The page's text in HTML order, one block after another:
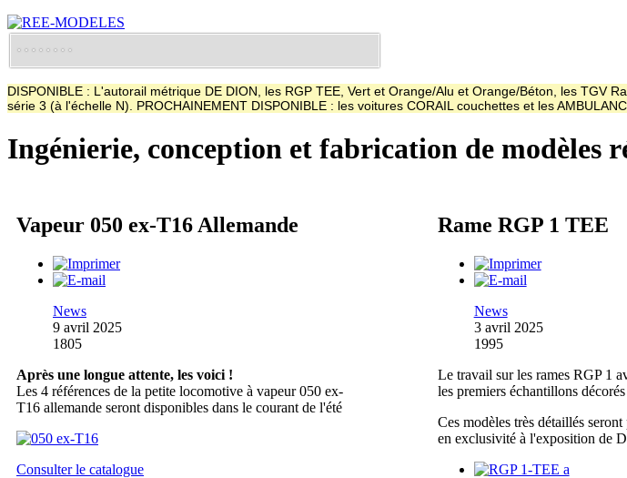
DISPONIBLE : L'autorail métrique DE DION, les RGP TEE, Vert et Orange/Alu et Orange/Béton, les TGV
série 3 (à l'échelle N). PROCHAINEMENT DISPONIBLE : les voitures CORAIL couchettes et les
Ingénierie, conception et fabrication de modèles
Vapeur 050 ex-T16 Allemande
News
9 avril 2025
1805
Après une longue attente, les voici !
Les 4 références de la petite locomotive à vapeur 050 ex-
T16 allemande seront disponibles dans le courant de l'été
Consulter le catalogue
Rame RGP 1 TEE
News
3 avril 2025
1995
Le travail sur les rames RGP 1
les premiers échantillons
Ces modèles très détaillés seront
en exclusivité à l'exposition de